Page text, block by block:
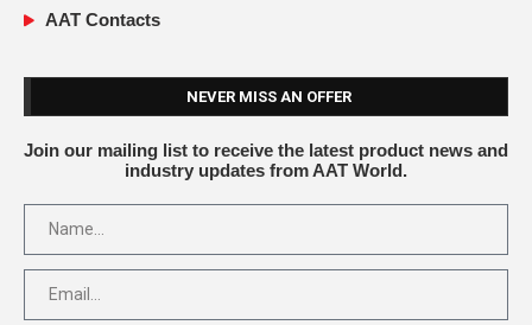
AAT Contacts
NEVER MISS AN OFFER
Join our mailing list to receive the latest product news and
industry updates from AAT World.